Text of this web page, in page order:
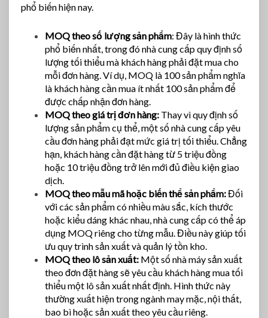
phổ biến hiện nay.
MOQ theo số lượng sản phẩm: Đây là hình thức
phổ biến nhất, trong đó nhà cung cấp quy định số
lượng tối thiểu mà khách hàng phải đặt mua cho
mỗi đơn hàng. Ví dụ, MOQ là 100 sản phẩm nghĩa
là khách hàng cần mua ít nhất 100 sản phẩm để
được chấp nhận đơn hàng.
MOQ theo giá trị đơn hàng: Thay vì quy định số
lượng sản phẩm cụ thể, một số nhà cung cấp yêu
cầu đơn hàng phải đạt mức giá trị tối thiểu. Chẳng
hạn, khách hàng cần đặt hàng từ 5 triệu đồng
hoặc 10 triệu đồng trở lên mới đủ điều kiện giao
dịch.
MOQ theo mẫu mã hoặc biến thể sản phẩm:Đối
với các sản phẩm có nhiều màu sắc, kích thước
hoặc kiểu dáng khác nhau, nhà cung cấp có thể áp
dụng MOQ riêng cho từng mẫu. Điều này giúp tối
ưu quy trình sản xuất và quản lý tồn kho.
MOQ theo lô sản xuất: Một số nhà máy sản xuất
theo đơn đặt hàng sẽ yêu cầu khách hàng mua tối
thiểu một lô sản xuất nhất định. Hình thức này
thường xuất hiện trong ngành may mặc, nội thất,
bao bì hoặc sản xuất theo yêu cầu riêng.